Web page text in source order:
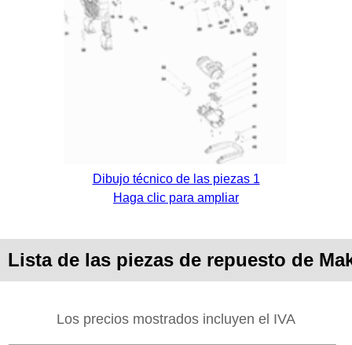
Dibujo técnico de las piezas 1
Haga clic para ampliar
Lista de las piezas de repuesto de
Los precios mostrados incluyen el IVA